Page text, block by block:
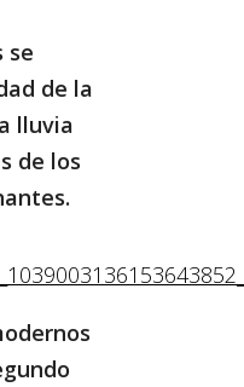
se
de la
lluvia
de los